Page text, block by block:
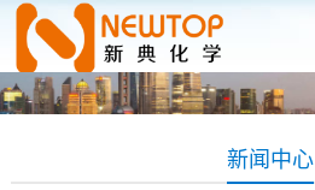
新闻中心